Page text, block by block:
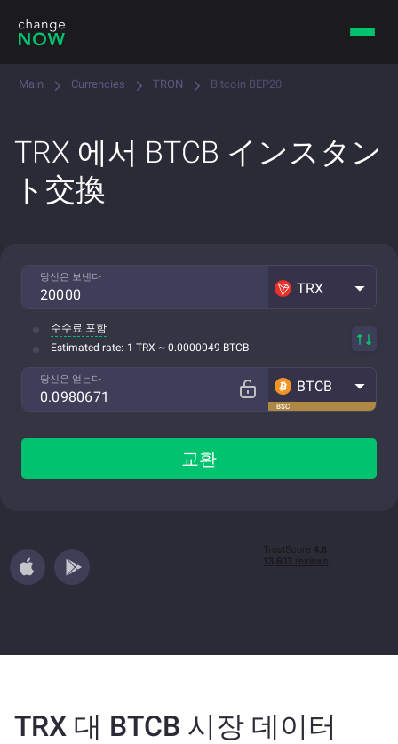
Main Currencies TRON Bitcoin BEP20
TRX 에서 BTCB インスタン
ト交換
당신은 보낸다
TRX
수수료 포함
Estimated rate: 1 TRX ~ 0.0000049 BTCB
당신은 얻는다
BSC
BTCB
교환
TRX 대 BTCB 시장 데이터